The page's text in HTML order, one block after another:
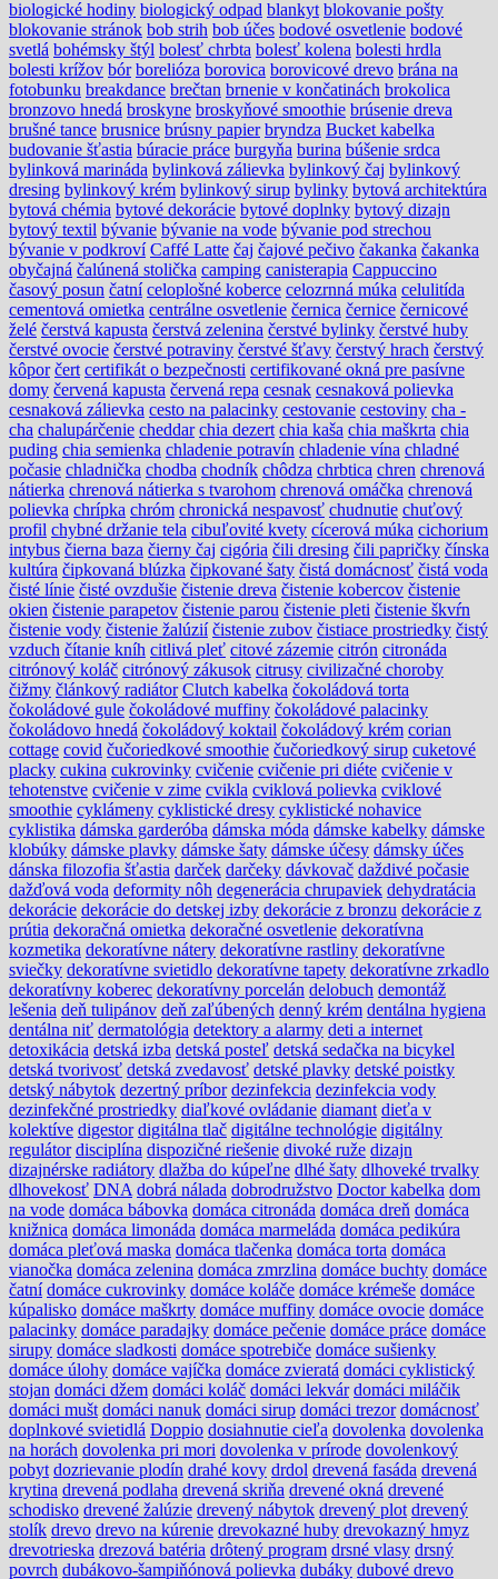
biologické hodiny biologický odpad blankyt blokovanie pošty
blokovanie stránok bob strih bob účes bodové osvetlenie bodové
svetlá bohémsky štýl bolesť chrbta bolesť kolena bolesti hrdla
bolesti krížov bór borelióza borovica borovicové drevo brána na
fotobunku breakdance brečtan brnenie v končatinách brokolica
bronzovo hnedá broskyne broskyňové smoothie brúsenie dreva
brušné tance brusnice brúsny papier bryndza Bucket kabelka
budovanie šťastia búracie práce burgyňa burina búšenie srdca
bylinková marináda bylinková zálievka bylinkový čaj bylinkový
dresing bylinkový krém bylinkový sirup bylinky bytová architektúra
bytová chémia bytové dekorácie bytové doplnky bytový dizajn
bytový textil bývanie bývanie na vode bývanie pod strechou
bývanie v podkroví Caffé Latte čaj čajové pečivo čakanka čakanka
obyčajná čalúnená stolička camping canisterapia Cappuccino
časový posun čatní celoplošné koberce celozrnná múka celulitída
cementová omietka centrálne osvetlenie černica černice černicové
želé čerstvá kapusta čerstvá zelenina čerstvé bylinky čerstvé huby
čerstvé ovocie čerstvé potraviny čerstvé šťavy čerstvý hrach čerstvý
kôpor čert certifikát o bezpečnosti certifikované okná pre pasívne
domy červená kapusta červená repa cesnak cesnaková polievka
cesnaková zálievka cesto na palacinky cestovanie cestoviny cha -
cha chalupárčenie cheddar chia dezert chia kaša chia maškrta chia
puding chia semienka chladenie potravín chladenie vína chladné
počasie chladnička chodba chodník chôdza chrbtica chren chrenová
nátierka chrenová nátierka s tvarohom chrenová omáčka chrenová
polievka chrípka chróm chronická nespavosť chudnutie chuťový
profil chybné držanie tela cibuľovité kvety cícerová múka cichorium
intybus čierna baza čierny čaj cigória čili dresing čili papričky čínska
kultúra čipkovaná blúzka čipkované šaty čistá domácnosť čistá voda
čisté línie čisté ovzdušie čistenie dreva čistenie kobercov čistenie
okien čistenie parapetov čistenie parou čistenie pleti čistenie škvŕn
čistenie vody čistenie žalúzií čistenie zubov čistiace prostriedky čistý
vzduch čítanie kníh citlivá pleť citové zázemie citrón citronáda
citrónový koláč citrónový zákusok citrusy civilizačné choroby
čižmy článkový radiátor Clutch kabelka čokoládová torta
čokoládové gule čokoládové muffiny čokoládové palacinky
čokoládovo hnedá čokoládový koktail čokoládový krém corian
cottage covid čučoriedkové smoothie čučoriedkový sirup cuketové
placky cukina cukrovinky cvičenie cvičenie pri diéte cvičenie v
tehotenstve cvičenie v zime cvikla cviklová polievka cviklové
smoothie cyklámeny cyklistické dresy cyklistické nohavice
cyklistika dámska garderóba dámska móda dámske kabelky dámske
klobúky dámske plavky dámske šaty dámske účesy dámsky účes
dánska filozofia šťastia darček darčeky dávkovač daždivé počasie
dažďová voda deformity nôh degenerácia chrupaviek dehydratácia
dekorácie dekorácie do detskej izby dekorácie z bronzu dekorácie z
prútia dekoračná omietka dekoračné osvetlenie dekoratívna
kozmetika dekoratívne nátery dekoratívne rastliny dekoratívne
sviečky dekoratívne svietidlo dekoratívne tapety dekoratívne zrkadlo
dekoratívny koberec dekoratívny porcelán delobuch demontáž
lešenia deň tulipánov deň zaľúbených denný krém dentálna hygiena
dentálna niť dermatológia detektory a alarmy deti a internet
detoxikácia detská izba detská posteľ detská sedačka na bicykel
detská tvorivosť detská zvedavosť detské plavky detské poistky
detský nábytok dezertný príbor dezinfekcia dezinfekcia vody
dezinfekčné prostriedky diaľkové ovládanie diamant dieťa v
kolektíve digestor digitálna tlač digitálne technológie digitálny
regulátor disciplína dispozičné riešenie divoké ruže dizajn
dizajnérske radiátory dlažba do kúpeľne dlhé šaty dlhoveké trvalky
dlhovekosť DNA dobrá nálada dobrodružstvo Doctor kabelka dom
na vode domáca bábovka domáca citronáda domáca dreň domáca
knižnica domáca limonáda domáca marmeláda domáca pedikúra
domáca pleťová maska domáca tlačenka domáca torta domáca
vianočka domáca zelenina domáca zmrzlina domáce buchty domáce
čatní domáce cukrovinky domáce koláče domáce krémeše domáce
kúpalisko domáce maškrty domáce muffiny domáce ovocie domáce
palacinky domáce paradajky domáce pečenie domáce práce domáce
sirupy domáce sladkosti domáce spotrebiče domáce sušienky
domáce úlohy domáce vajíčka domáce zvieratá domáci cyklistický
stojan domáci džem domáci koláč domáci lekvár domáci miláčik
domáci mušt domáci nanuk domáci sirup domáci trezor domácnosť
doplnkové svietidlá Doppio dosiahnutie cieľa dovolenka dovolenka
na horách dovolenka pri mori dovolenka v prírode dovolenkový
pobyt dozrievanie plodín drahé kovy drdol drevená fasáda drevená
krytina drevená podlaha drevená skriňa drevené okná drevené
schodisko drevené žalúzie drevený nábytok drevený plot drevený
stolík drevo drevo na kúrenie drevokazné huby drevokazný hmyz
drevotrieska drezová batéria drôtený program drsné vlasy drsný
povrch dubákovo-šampiňónová polievka dubáky dubové drevo